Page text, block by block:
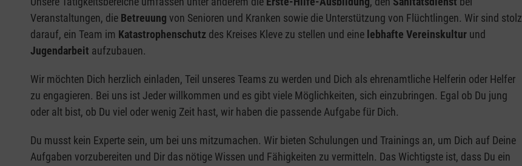
Veranstaltungen, die Betreuung von Senioren und Kranken sowie die Unterstützung von Flüchtlingen. Wir sind stolz
darauf, ein Team im Katastrophenschutz des Kreises Kleve zu stellen und eine lebhafte Vereinskultur und
Jugendarbeit aufzubauen.
Wir möchten Dich herzlich einladen, Teil unseres Teams zu werden und Dich als ehrenamtliche Helferin oder Helfer
zu engagieren. Bei uns ist Jeder willkommen und es gibt viele Möglichkeiten, sich einzubringen. Egal ob Du jung
oder alt bist, ob Du viel oder wenig Zeit hast, wir haben die passende Aufgabe für Dich.
Du musst kein Experte sein, um bei uns mitzumachen. Wir bieten Schulungen und Trainings an, um Dich auf Deine
Aufgaben vorzubereiten und Dir das nötige Wissen und Fähigkeiten zu vermitteln. Das Wichtigste ist, dass Du ein